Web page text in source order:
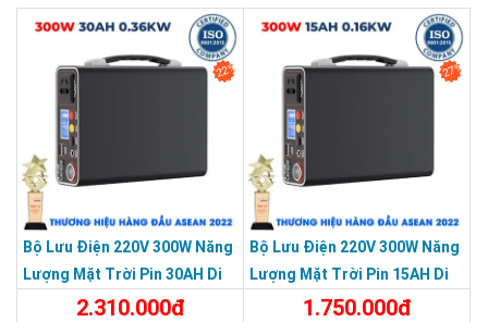
22%
Bộ Lưu Điện 220V 300W Năng
Lượng Mặt Trời Pin 30AH Di
Động Siêu Nhỏ Gọn
2.310.000đ
27%
Bộ Lưu Điện 220V 300W Năng
Lượng Mặt Trời Pin 15AH Di
Động Siêu Nhỏ Gọn
1.750.000đ